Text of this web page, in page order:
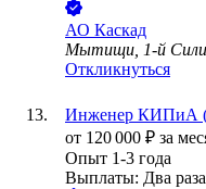
АО Каскад
Мытищи, 1-й
Откликнуться
Инженер КИПиА
от 120 000 ₽ за
Опыт 1-3 года
Выплаты: Два